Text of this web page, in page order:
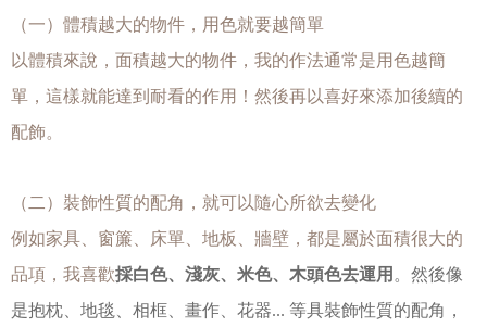
（一）體積越大的物件，用色就要越簡單
以體積來說，面積越大的物件，我的作法通常是用色越簡
單，這樣就能達到耐看的作用！然後再以喜好來添加後續的
配飾。
（二）裝飾性質的配角，就可以隨心所欲去變化
例如家具、窗簾、床單、地板、牆壁，都是屬於面積很大的
品項，我喜歡採白色、淺灰、米色、木頭色去運用 。 然後像
是抱枕、地毯、相框、畫作、花器... 等具裝飾性質的配角，